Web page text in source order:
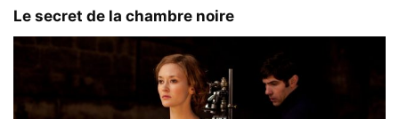
Le secret de la chambre noire